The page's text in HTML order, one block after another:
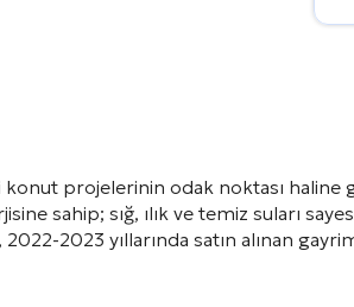
konut projelerinin odak noktası
sahip; sığ, ılık ve temiz suları
2023 yıllarında satın alınan